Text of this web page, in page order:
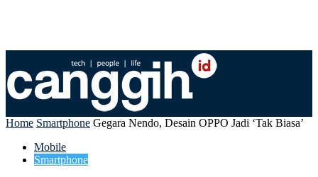
Home Smartphone Gegara Nendo, Desain OPPO Jadi ‘Tak Biasa’
Mobile
Smartphone